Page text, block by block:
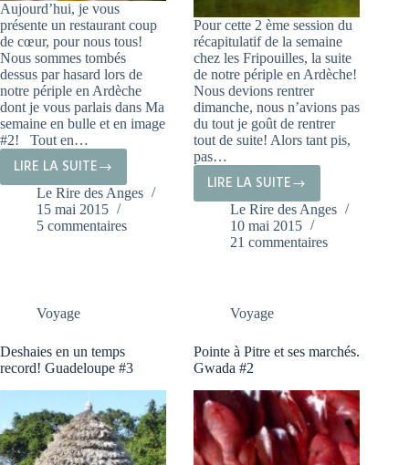
Aujourd’hui, je vous
présente un restaurant coup
de cœur, pour nous tous!
Nous sommes tombés
dessus par hasard lors de
notre périple en Ardèche
dont je vous parlais dans Ma
semaine en bulle et en image
#2! Tout en…
LIRE LA SUITE
LA
MAISON
DE
ARDÈCHE
Le Rire des Anges
15 mai 2015
5 commentaires
Pour cette 2 ème session du
récapitulatif de la semaine
chez les Fripouilles, la suite
de notre périple en Ardèche!
Nous devions rentrer
dimanche, nous n’avions pas
du tout je goût de rentrer
tout de suite! Alors tant pis,
pas…
LIRE LA SUITE
MA
SEMAINE
EN
IMAGES
#2
Le Rire des Anges
10 mai 2015
21 commentaires
Voyage
Deshaies en un temps
record! Guadeloupe #3
Voyage
Pointe à Pitre et ses marchés.
Gwada #2